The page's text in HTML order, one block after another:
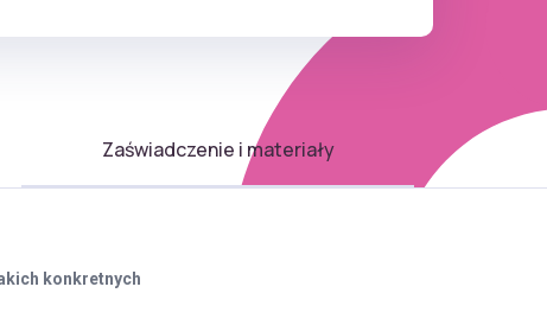
Zaświadczenie i materiały
konkretnych